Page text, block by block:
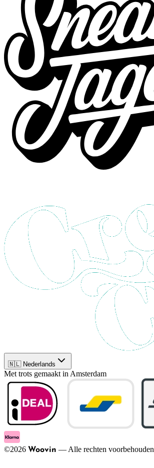
🇳🇱 Nederlands
Met trots gemaakt in Amsterdam
©2026 Woovin — Alle rechten voorbehouden